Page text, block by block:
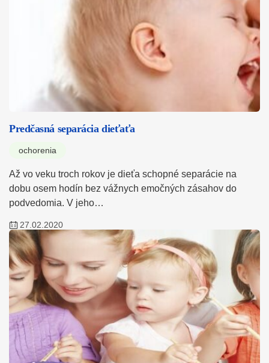
Predčasná separácia dieťaťa
ochorenia
Až vo veku troch rokov je dieťa schopné separácie na
dobu osem hodín bez vážnych emočných zásahov do
podvedomia. V jeho…
27.02.2020